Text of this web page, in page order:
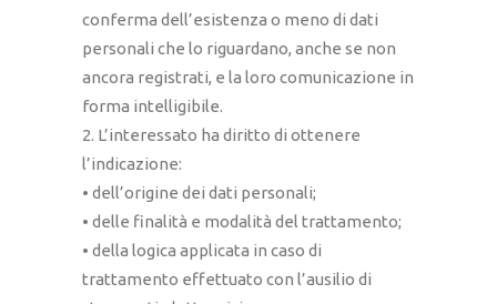
conferma dell’esistenza o meno di dati
personali che lo riguardano, anche se non
ancora registrati, e la loro comunicazione in
forma intelligibile.
2. L’interessato ha diritto di ottenere
l’indicazione:
• dell’origine dei dati personali;
• delle finalità e modalità del trattamento;
• della logica applicata in caso di
trattamento effettuato con l’ausilio di